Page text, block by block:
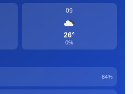
09
26°
0%
84%